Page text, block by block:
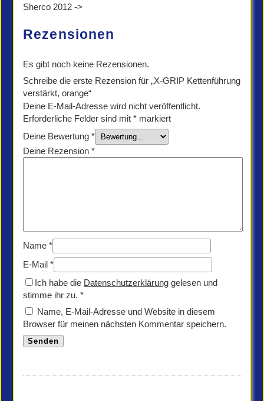
Sherco 2012 ->
Rezensionen
Es gibt noch keine Rezensionen.
Schreibe die erste Rezension für „X-GRIP Kettenführung
verstärkt, orange“
Deine E-Mail-Adresse wird nicht veröffentlicht.
Erforderliche Felder sind mit * markiert
Deine Bewertung *
Deine Rezension *
Name *
E-Mail *
Ich habe die Datenschutzerklärung gelesen und
stimme ihr zu. *
Name, E-Mail-Adresse und Website in diesem
Browser für meinen nächsten Kommentar speichern.